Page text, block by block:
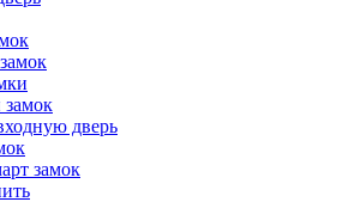
замок
дверь
замок